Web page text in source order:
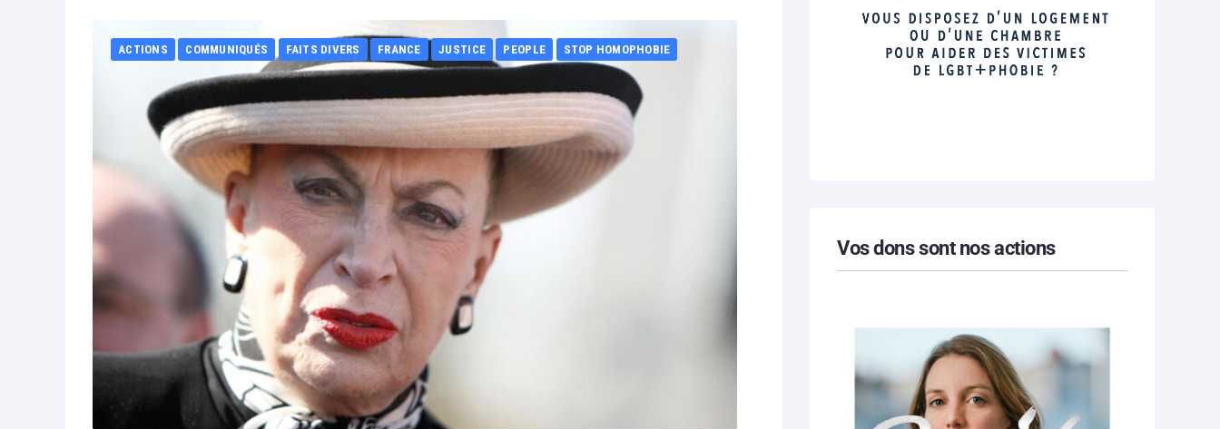
ACTIONS COMMUNIQUÉS FAITS DIVERS FRANCE JUSTICE PEOPLE STOP HOMOPHOBIE
Vos dons sont nos actions